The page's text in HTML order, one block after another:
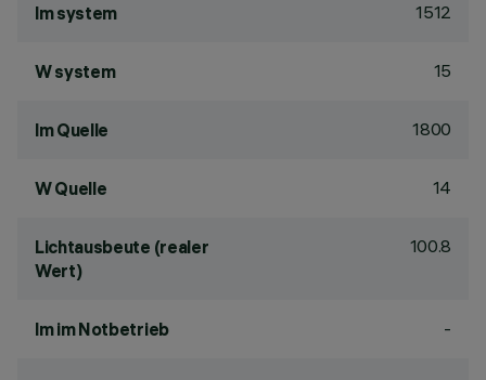
lm system 1512
W system 15
lm Quelle 1800
W Quelle 14
Lichtausbeute (realer
Wert)
100.8
lm im Notbetrieb -